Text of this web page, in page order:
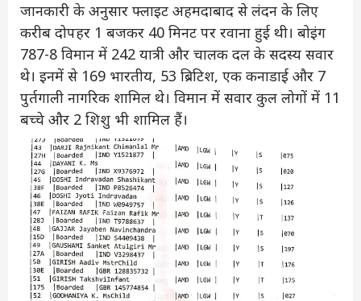
जानकारी के अनुसार फ्लाइट अहमदाबाद से लंदन के लिए
करीब दोपहर 1 बजकर 40 मिनट पर रवाना हुई थी। बोइंग
787-8 विमान में 242 यात्री और चालक दल के सदस्य सवार
थे। इनमें से 169 भारतीय, 53 ब्रिटिश, एक कनाडाई और 7
पुर्तगाली नागरिक शामिल थे। विमान में सवार कुल लोगों में 11
बच्चे और 2 शिशु भी शामिल हैं।